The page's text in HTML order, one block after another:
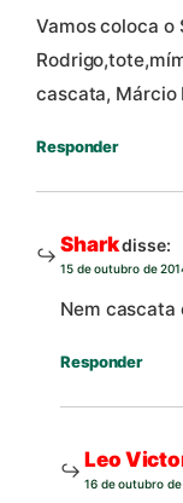
Vamos coloca o
cascata, Márcio
Responder
Sharkdisse:
15 de outubro de
Nem cascata
Responder
Leo
16 de outubro